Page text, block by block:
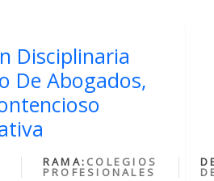
Disciplinaria
De Abogados,
RAMA: COLEGIOS
PROFESIONALES